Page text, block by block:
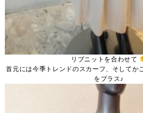
リブニットを合わせて
首元には今季トレンドのスカーフ、そしてか
をプラス♪